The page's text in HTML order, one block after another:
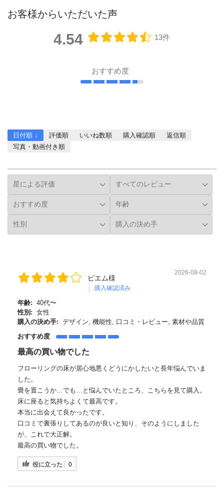
お客様からいただいた声
4.54 13件
おすすめ度
日付順 ↓ 評価順 いいね数順 購入確認順
返信順
写真・動画付き順
ピエム様
購入確認済み
2026-08-02
年齢: 40代〜
性別: 女性
購入の決め手: デザイン, 機能性, 口コミ・レビュー, 素材や品質
おすすめ度
最高の買い物でした
フローリングの床が居心地悪くどうにかしたいと長年悩んでいま
した。
畳を置こうか…でも…と悩んでいたところ、こちらを見て購入。
床に座ると気持ちよくて最高です。
本当に出会えて良かったです。
口コミで裏張りしてあるのが良いと知り、そのようにしました
が、これで大正解。
最高の買い物でした。
役に立った 0